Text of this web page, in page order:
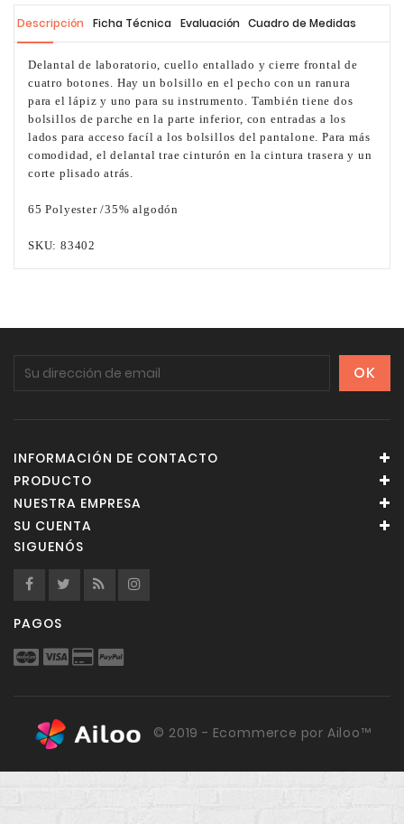
Descripción Ficha Técnica Evaluación Cuadro de Medidas
Delantal de laboratorio, cuello entallado y cierre frontal de
cuatro botones. Hay un bolsillo en el pecho con un ranura
para el lápiz y uno para su instrumento. También tiene dos
bolsillos de parche en la parte inferior, con entradas a los
lados para acceso facíl a los bolsillos del pantalone. Para más
comodidad, el delantal trae cinturón en la cintura trasera y un
corte plisado atrás.
65 Polyester /35% algodón
SKU: 83402
INFORMACIÓN DE CONTACTO
PRODUCTO
NUESTRA EMPRESA
SU CUENTA
SIGUENÓS
PAGOS
© 2019 - Ecommerce por Ailoo™